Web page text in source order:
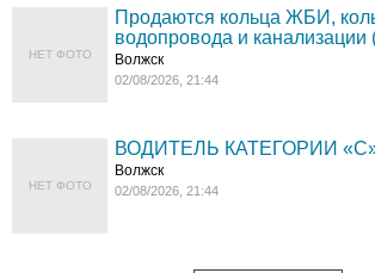
НЕТ ФОТО
Продаются кольца ЖБИ,
водопровода и канализации
Волжск
02/08/2026, 21:44
НЕТ ФОТО
ВОДИТЕЛЬ КАТЕГОРИИ
Волжск
02/08/2026, 21:44